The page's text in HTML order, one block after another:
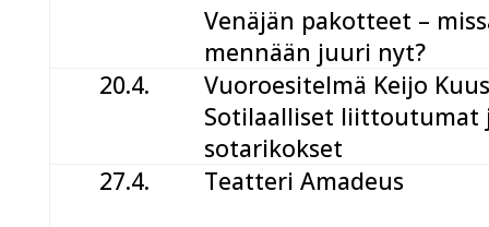
Venäjän pakotteet –
mennään juuri nyt?
20.4.
Vuoroesitelmä Keijo
Sotilaalliset liittoutumat
sotarikokset
27.4.
Teatteri Amadeus